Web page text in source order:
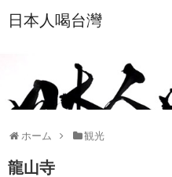
日本人喝台灣
ホーム 観光
龍山寺